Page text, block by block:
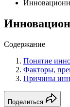
Содержание
Понятие
Факторы,
Причины
Поделиться